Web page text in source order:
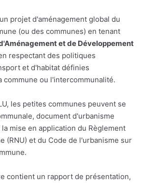
projet d'aménagement global du
(ou des communes) en tenant
et de Développement
respectant des politiques
et d'habitat définies
commune ou l'intercommunalité.
les petites communes peuvent se
document d'urbanisme
mise en application du Règlement
(RNU) et du Code de l'urbanisme sur
contient un rapport de présentation,